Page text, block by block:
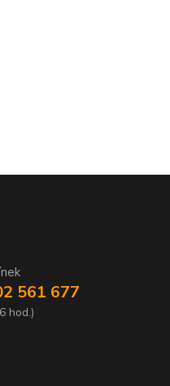
561 677
hod.)